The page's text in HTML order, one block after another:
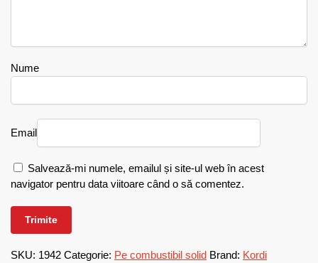
Nume
Email
Salvează-mi numele, emailul și site-ul web în acest
navigator pentru data viitoare când o să comentez.
SKU: 1942 Categorie: Pe combustibil solid Brand: Kordi